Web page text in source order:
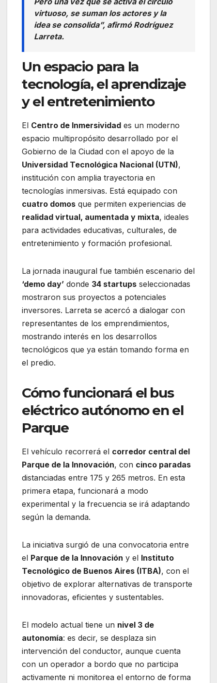
virtuoso, se suman los actores y la
idea se consolida”, afirmó Rodríguez
Larreta.
Un espacio para la
tecnología, el aprendizaje
y el entretenimiento
El Centro de Inmersividad es un moderno
espacio multipropósito desarrollado por el
Gobierno de la Ciudad con el apoyo de la
Universidad Tecnológica Nacional (UTN),
institución con amplia trayectoria en
tecnologías inmersivas. Está equipado con
cuatro domos que permiten experiencias de
realidad virtual, aumentada y mixta, ideales
para actividades educativas, culturales, de
entretenimiento y formación profesional.
La jornada inaugural fue también escenario del
‘demo day’ donde 34 startups seleccionadas
mostraron sus proyectos a potenciales
inversores. Larreta se acercó a dialogar con
representantes de los emprendimientos,
mostrando interés en los desarrollos
tecnológicos que ya están tomando forma en
el predio.
Cómo funcionará el bus
eléctrico autónomo en el
Parque
El vehículo recorrerá el corredor central del
Parque de la Innovación, con cinco paradas
distanciadas entre 175 y 265 metros. En esta
primera etapa, funcionará a modo
experimental y la frecuencia se irá adaptando
según la demanda.
La iniciativa surgió de una convocatoria entre
el Parque de la Innovación y el Instituto
Tecnológico de Buenos Aires (ITBA), con el
objetivo de explorar alternativas de transporte
innovadoras, eficientes y sustentables.
El modelo actual tiene un nivel 3 de
autonomía: es decir, se desplaza sin
intervención del conductor, aunque cuenta
con un operador a bordo que no participa
activamente ni monitorea el entorno de forma